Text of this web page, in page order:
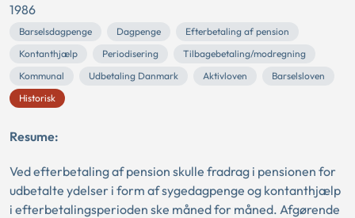
1986
Barselsdagpenge Dagpenge
Efterbetaling af pension
Kontanthjælp
Periodisering
Tilbagebetaling/modregning
Kommunal
Udbetaling Danmark Aktivloven
Barselsloven
Historisk
Resume:
Ved efterbetaling af pension skulle fradrag i pensionen for
udbetalte ydelser i form af sygedagpenge og kontanthjælp
i efterbetalingsperioden ske måned for måned. Afgørende